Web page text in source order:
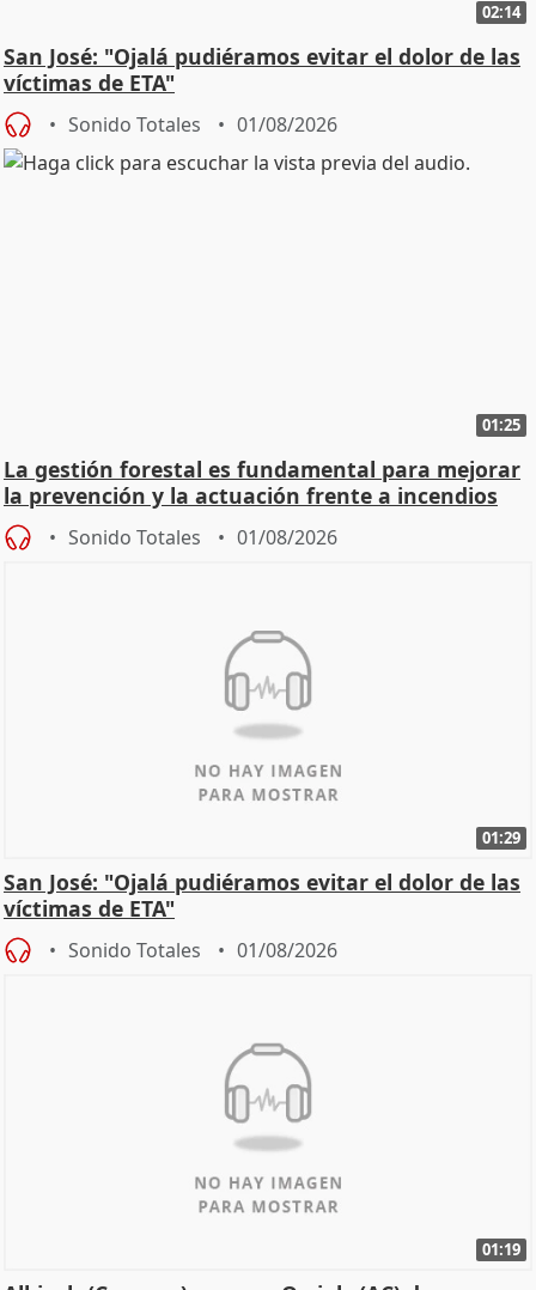
02:14
San José: "Ojalá pudiéramos evitar el dolor de las
víctimas de ETA"
Sonido Totales 01/08/2026
01:25
La gestión forestal es fundamental para mejorar
la prevención y la actuación frente a incendios
Sonido Totales 01/08/2026
01:29
San José: "Ojalá pudiéramos evitar el dolor de las
víctimas de ETA"
Sonido Totales 01/08/2026
01:19